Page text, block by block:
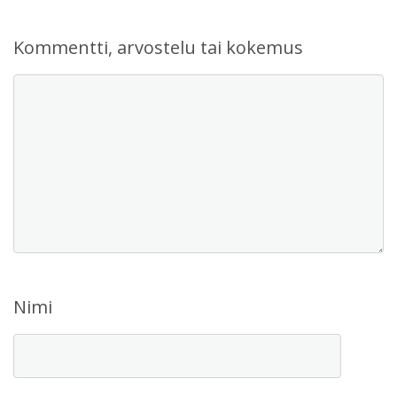
Kommentti, arvostelu tai kokemus
Nimi